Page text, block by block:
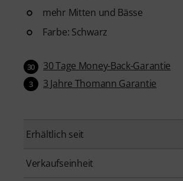
mehr Mitten und Bässe
Farbe: Schwarz
30 30 Tage Money-Back-Garantie
3 3 Jahre Thomann Garantie
Erhältlich seit
Verkaufseinheit